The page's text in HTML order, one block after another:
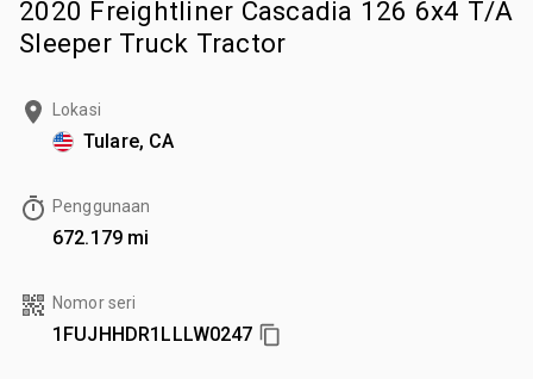
2020 Freightliner Cascadia 126 6x4 T/A
Sleeper Truck Tractor
Lokasi
Tulare, CA
Penggunaan
672.179 mi
Nomor seri
1FUJHHDR1LLLW0247